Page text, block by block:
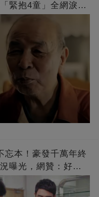
緊抱4童」全網淚
忘本！豪發千萬年終
曝光，網贊：好老